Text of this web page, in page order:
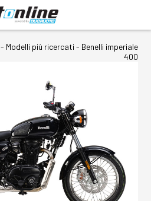
- Modelli più ricercati - Benelli imperiale
400